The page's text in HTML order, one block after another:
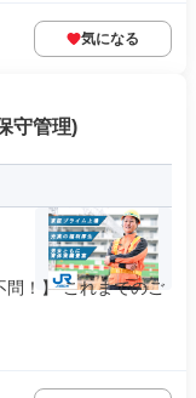
気になる
守管理)
問！】 これまでのご